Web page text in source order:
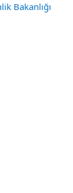
Bakanlığı